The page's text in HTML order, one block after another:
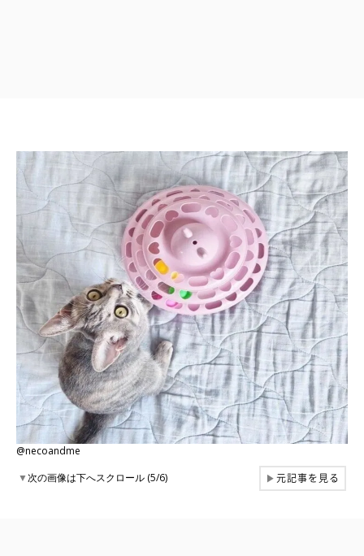
@necoandme
▼次の画像は下へスクロール (5/6) ▶元記事を見る